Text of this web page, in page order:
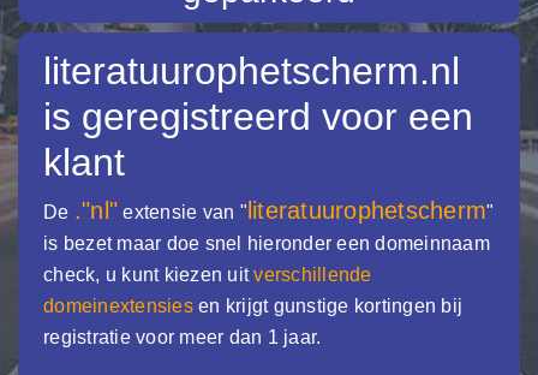
literatuurophetscherm.nl
is geregistreerd voor een
klant
De ."nl" extensie van " literatuurophetscherm"
is bezet maar doe snel hieronder een domeinnaam
check, u kunt kiezen uitverschillende
domeinextensiesen krijgt gunstige kortingen bij
registratie voor meer dan 1 jaar.